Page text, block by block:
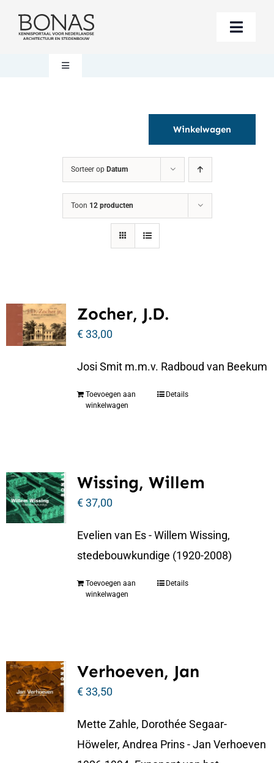
naar
Toggle
Berichten
Steun BONAS
Toggle
Winkelwagen
Sorteer op Datum
Toon 12 producten
Zocher, J.D.
€33,00
Josi Smit m.m.v. Radboud van Beekum
Toevoegen aan
winkelwagen
Details
Wissing, Willem
€37,00
Evelien van Es - Willem Wissing,
stedebouwkundige (1920-2008)
Toevoegen aan
winkelwagen
Details
Verhoeven, Jan
€33,50
Mette Zahle, Dorothée Segaar-
Höweler, Andrea Prins - Jan Verhoeven